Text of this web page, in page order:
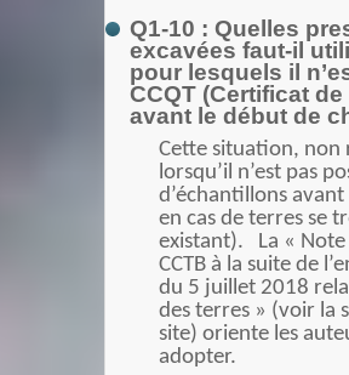
Q1-10 : Quelles
excavées faut-il
pour lesquels il
CCQT (Certificat
avant le début de
Cette situation, non
lorsqu’il n’est pas
d’échantillons
en cas de terres se
existant). La « Note
CCTB à la suite de
du 5 juillet 2018
des terres » (voir la
site) oriente les
adopter.